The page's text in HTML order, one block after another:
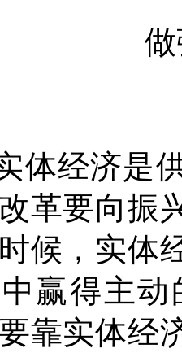
体经济是
革要向振
候，实体
赢得主
靠实体经